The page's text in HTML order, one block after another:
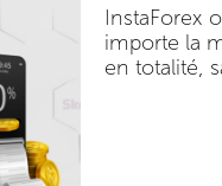
InstaForex
importe la
en totalité,